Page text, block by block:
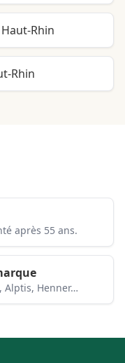
Rhin
Rhin
après 55 ans.
Alptis, Henner…